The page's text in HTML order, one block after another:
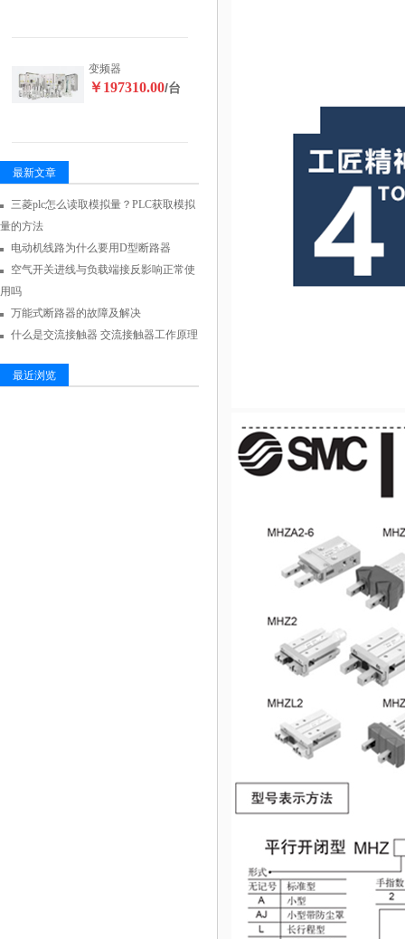
变频器
￥197310.00/台
最新文章
三菱plc怎么读取模拟量？PLC获取模拟
量的方法
电动机线路为什么要用D型断路器
空气开关进线与负载端接反影响正常使
用吗
万能式断路器的故障及解决
什么是交流接触器 交流接触器工作原理
最近浏览